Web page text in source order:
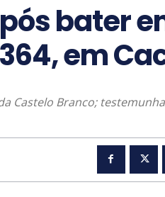
bater
em
Castelo Branco;